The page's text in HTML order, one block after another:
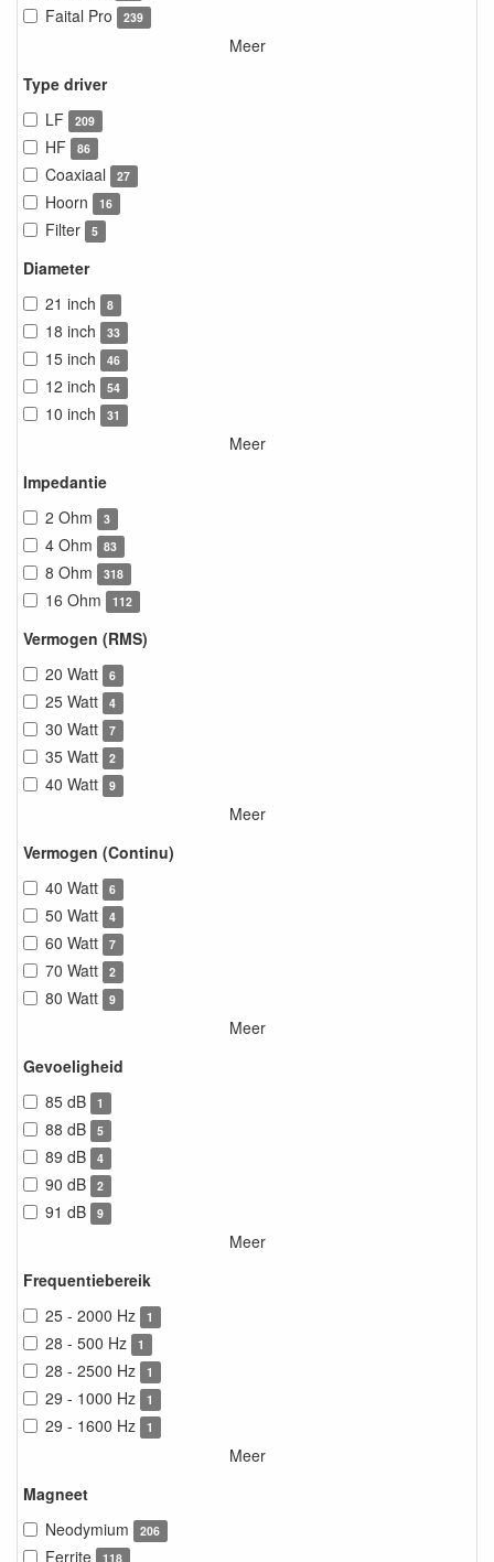
Faital Pro 239
Meer
Type driver
LF
209
HF 86
Coaxiaal 27
Hoorn 16
Filter 5
Diameter
21 inch
8
18 inch 33
15 inch 46
12 inch 54
10 inch 31
Meer
Impedantie
2 Ohm
3
4 Ohm 83
8 Ohm 318
16 Ohm 112
Vermogen (RMS)
20 Watt
6
25 Watt 4
30 Watt 7
35 Watt 2
40 Watt 9
Meer
Vermogen (Continu)
40 Watt
6
50 Watt 4
60 Watt 7
70 Watt 2
80 Watt 9
Meer
Gevoeligheid
85 dB
1
88 dB 5
89 dB 4
90 dB 2
91 dB 9
Meer
Frequentiebereik
25 - 2000 Hz
1
28 - 500 Hz 1
28 - 2500 Hz 1
29 - 1000 Hz 1
29 - 1600 Hz 1
Meer
Magneet
Neodymium
206
Ferrite 118